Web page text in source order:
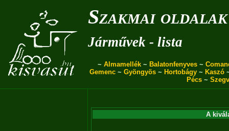
Szakmai oldalak
Járművek - lista
~ Almamellék ~ Balatonfenyves ~
Gemenc ~ Gyöngyös ~ Hortobágy ~ Kaszó
Pécs ~
A